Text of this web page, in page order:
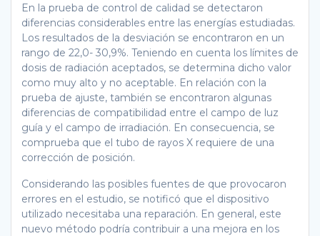
En la prueba de control de calidad se detectaron
diferencias considerables entre las energías estudiadas.
Los resultados de la desviación se encontraron en un
rango de 22,0- 30,9%. Teniendo en cuenta los límites de
dosis de radiación aceptados, se determina dicho valor
como muy alto y no aceptable. En relación con la
prueba de ajuste, también se encontraron algunas
diferencias de compatibilidad entre el campo de luz
guía y el campo de irradiación. En consecuencia, se
comprueba que el tubo de rayos X requiere de una
corrección de posición.
Considerando las posibles fuentes de que provocaron
errores en el estudio, se notificó que el dispositivo
utilizado necesitaba una reparación. En general, este
nuevo método podría contribuir a una mejora en los